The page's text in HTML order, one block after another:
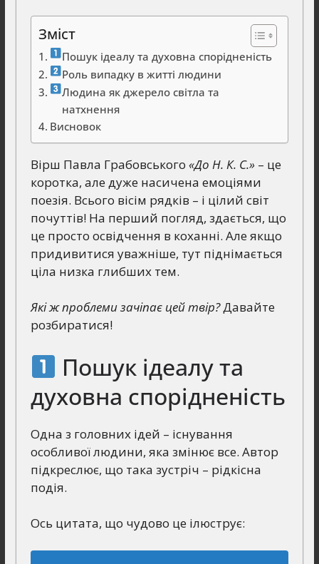
Зміст
Пошук ідеалу та духовна спорідненість
Роль випадку в житті людини
Людина як джерело світла та
натхнення
Висновок
Вірш Павла Грабовського «До Н. К. С.»– це
коротка, але дуже насичена емоціями
поезія. Всього вісім рядків – і цілий світ
почуттів! На перший погляд, здається, що
це просто освідчення в коханні. Але якщо
придивитися уважніше, тут піднімається
ціла низка глибших тем.
Які ж проблеми зачіпає цей твір?Давайте
розбиратися!
Пошук ідеалу та
духовна спорідненість
Одна з головних ідей – існування
особливої людини, яка змінює все. Автор
підкреслює, що така зустріч – рідкісна
подія.
Ось цитата, що чудово це ілюструє: